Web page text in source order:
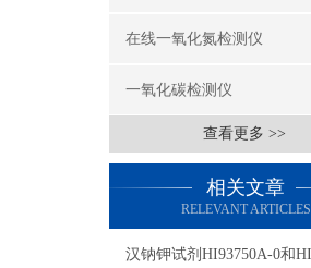
在线一氧化氮检测仪
一氧化碳检测仪
查看更多 >>
相关文章
RELEVANT ARTICLES